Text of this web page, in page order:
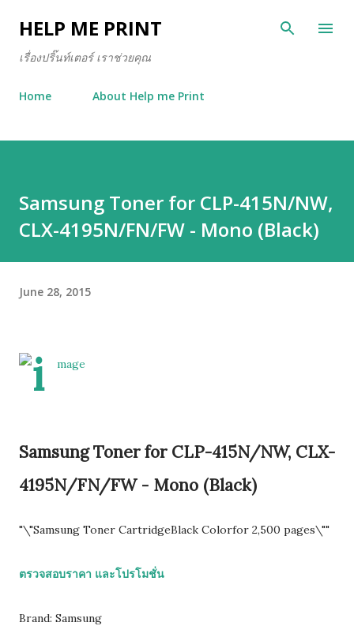
Skip to main content
HELP ME PRINT
เรื่องปริ๊นท์เตอร์ เราช่วยคุณ
Home About Help me Print
Samsung Toner for CLP-415N/NW,
CLX-4195N/FN/FW - Mono (Black)
June 28, 2015
Samsung Toner for CLP-415N/NW, CLX-
4195N/FN/FW - Mono (Black)
"\"Samsung Toner CartridgeBlack Colorfor 2,500 pages\""
ตรวจสอบราคา และโปรโมชั่น
Brand: Samsung